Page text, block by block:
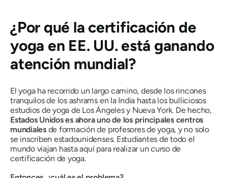
¿Por qué la certificación de
yoga en EE. UU. está ganando
atención mundial?
El yoga ha recorrido un largo camino, desde los rincones
tranquilos de los ashrams en la India hasta los bulliciosos
estudios de yoga de Los Ángeles y Nueva York. De hecho,
Estados Unidos es ahora uno de los principales centros
mundialesde formación de profesores de yoga, y no solo
se inscriben estadounidenses. Estudiantes de todo el
mundo viajan hasta aquí para realizar un curso de
certificación de yoga.